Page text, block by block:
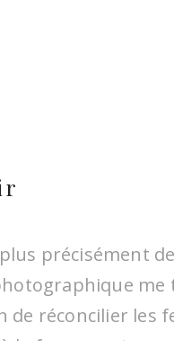
précisément
me
réconcilier les
poser et je me
les photos j’étais
l’on porte sur soi-
les autres pensent.